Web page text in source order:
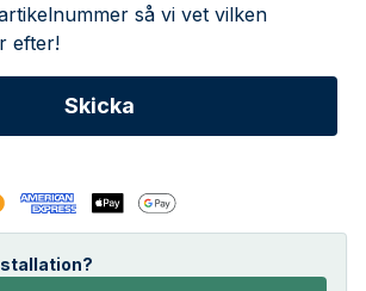
så vi vet vilken
efter!